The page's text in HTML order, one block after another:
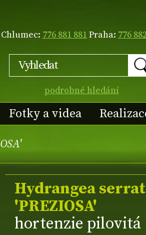
Chlumec: 776 881 881Praha: 776
podrobné hledání
Fotky a videa
Hydrangea
'PREZIOSA'
hortenzie pilovitá